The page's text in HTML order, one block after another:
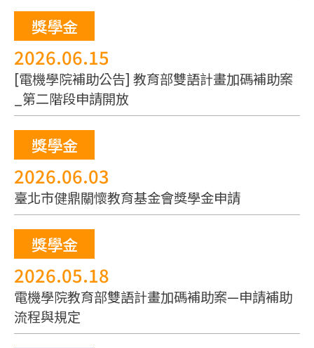
獎學金
2026.06.15
[電機學院補助公告] 教育部雙語計畫加碼補助案
_第二階段申請開放
獎學金
2026.06.03
臺北市健鼎關懷教育基金會獎學金申請
獎學金
2026.05.18
電機學院教育部雙語計畫加碼補助案—申請補助
流程與規定